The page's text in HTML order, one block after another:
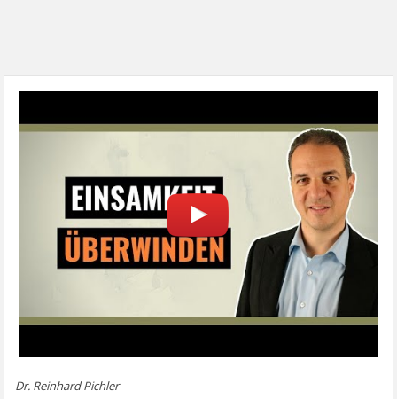
Dr. Reinhard Pichler